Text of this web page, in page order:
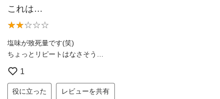
これは…
塩味が致死量です(笑)
ちょっとリピートはなさそう…
1
役に立った レビューを共有